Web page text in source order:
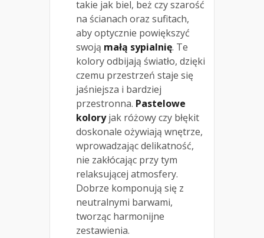
takie jak biel, beż czy szarość
na ścianach oraz sufitach,
aby optycznie powiększyć
swoją małą sypialnię. Te
kolory odbijają światło, dzięki
czemu przestrzeń staje się
jaśniejsza i bardziej
przestronna. Pastelowe
koloryjak różowy czy błękit
doskonale ożywiają wnętrze,
wprowadzając delikatność,
nie zakłócając przy tym
relaksującej atmosfery.
Dobrze komponują się z
neutralnymi barwami,
tworząc harmonijne
zestawienia.